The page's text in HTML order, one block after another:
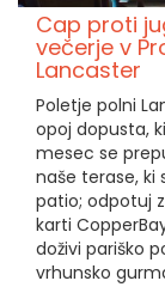
Cap proti
večerje v
Lancaster
Poletje polni
opoj dopusta,
mesec se
naše terase, ki
patio; odpotuj
karti
doživi pariško
vrhunsko